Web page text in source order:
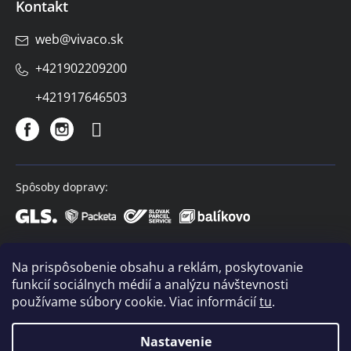
Na prispôsobenie obsahu a reklám, poskytovanie
funkcií sociálnych médií a analýzu návštevnosti
používame súbory cookie. Viac informáciítu.
Nastavenie
Kontakt
web@vivaco.sk
+421902209200
+421917646503
Spôsoby dopravy:
Spôsoby platby: